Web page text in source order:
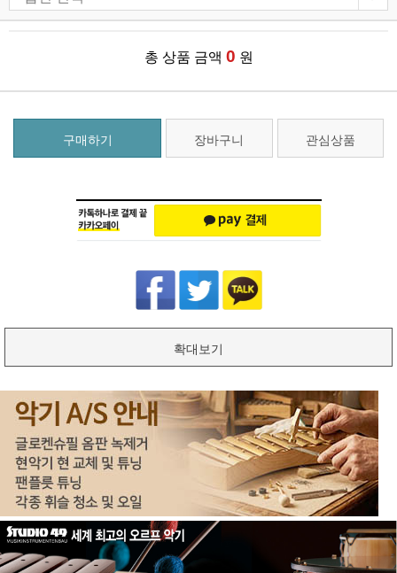
총 상품 금액 0 원
구매하기 장바구니 관심상품
확대보기